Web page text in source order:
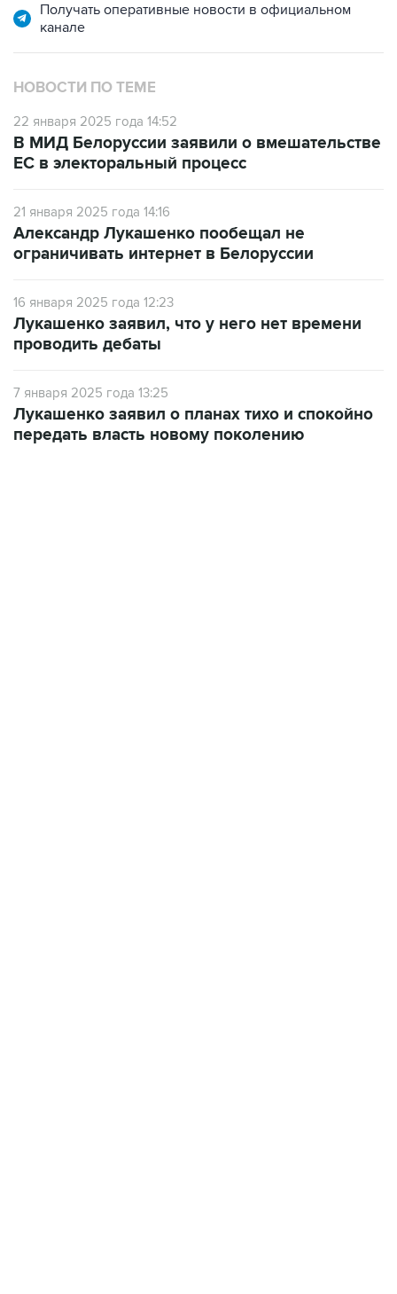
Получать оперативные новости в официальном
канале
НОВОСТИ ПО ТЕМЕ
22 января 2025 года 14:52
В МИД Белоруссии заявили о вмешательстве
ЕС в электоральный процесс
21 января 2025 года 14:16
Александр Лукашенко пообещал не
ограничивать интернет в Белоруссии
16 января 2025 года 12:23
Лукашенко заявил, что у него нет времени
проводить дебаты
7 января 2025 года 13:25
Лукашенко заявил о планах тихо и спокойно
передать власть новому поколению